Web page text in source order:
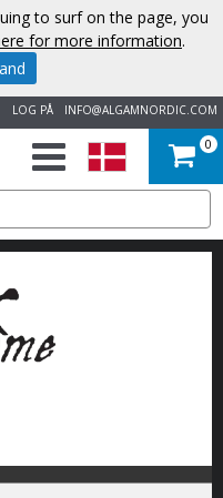
INFO@ALGAMNORDIC.COM
LOG PÅ
0
to surf on the page, you
for more information.